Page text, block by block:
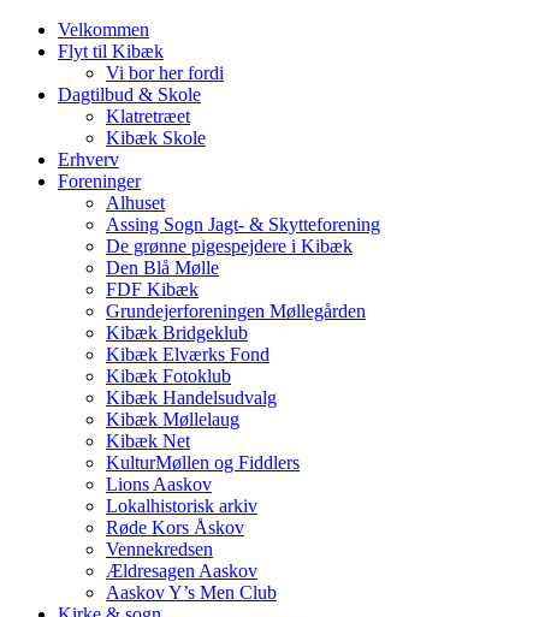
Velkommen
Flyt til Kibæk
Vi bor her fordi
Dagtilbud & Skole
Klatretræet
Kibæk Skole
Erhverv
Foreninger
Alhuset
Assing Sogn Jagt- & Skytteforening
De grønne pigespejdere i Kibæk
Den Blå Mølle
FDF Kibæk
Grundejerforeningen Møllegården
Kibæk Bridgeklub
Kibæk Elværks Fond
Kibæk Fotoklub
Kibæk Handelsudvalg
Kibæk Møllelaug
Kibæk Net
KulturMøllen og Fiddlers
Lions Aaskov
Lokalhistorisk arkiv
Røde Kors Åskov
Vennekredsen
Ældresagen Aaskov
Aaskov Y’s Men Club